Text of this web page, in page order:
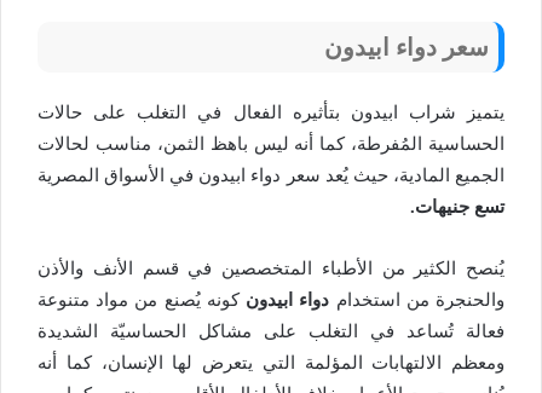
سعر دواء ابيدون
يتميز شراب ابيدون بتأثيره الفعال في التغلب على حالات
الحساسية المُفرطة، كما أنه ليس باهظ الثمن، مناسب لحالات
الجميع المادية، حيث يُعد سعر دواء ابيدون في الأسواق المصرية
تسع جنيهات.
يُنصح الكثير من الأطباء المتخصصين في قسم الأنف والأذن
والحنجرة من استخدام دواء ابيدون كونه يُصنع من مواد متنوعة
فعالة تُساعد في التغلب على مشاكل الحساسيّة الشديدة
ومعظم الالتهابات المؤلمة التي يتعرض لها الإنسان، كما أنه